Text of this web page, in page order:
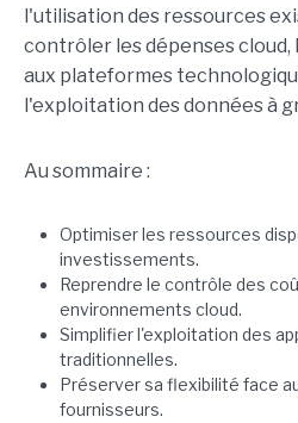
l'utilisation des ressources
contrôler les dépenses
aux plateformes
l'exploitation des données à
Au sommaire :
Optimiser les ressources
investissements.
Reprendre le contrôle des
environnements cloud.
Simplifier l'exploitation des
traditionnelles.
Préserver sa flexibilité face
fournisseurs.